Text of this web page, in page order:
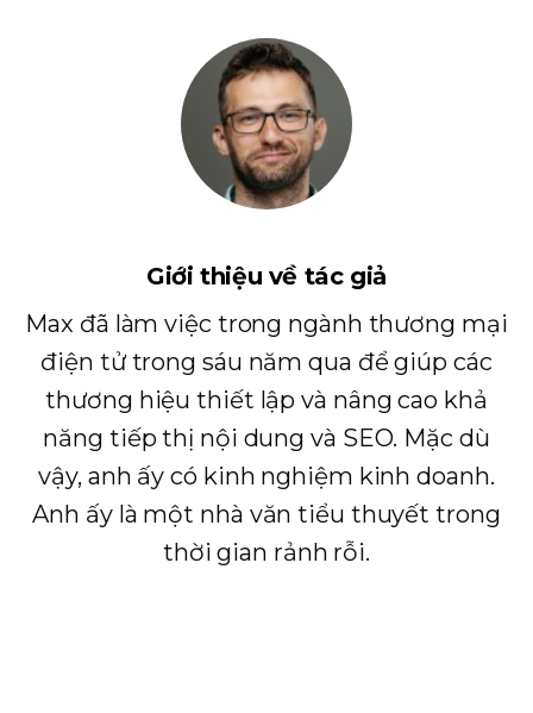
Giới thiệu về tác giả
Max đã làm việc trong ngành thương mại
điện tử trong sáu năm qua để giúp các
thương hiệu thiết lập và nâng cao khả
năng tiếp thị nội dung và SEO. Mặc dù
vậy, anh ấy có kinh nghiệm kinh doanh.
Anh ấy là một nhà văn tiểu thuyết trong
thời gian rảnh rỗi.